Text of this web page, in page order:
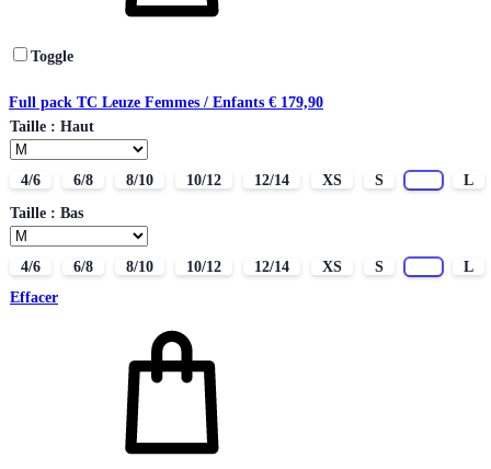
Toggle
Full pack TC Leuze Femmes / Enfants € 179,90
Taille : Haut
4/6 6/8 8/10 10/12 12/14 XS S
L
Taille : Bas
4/6 6/8 8/10 10/12 12/14 XS S
L
Effacer